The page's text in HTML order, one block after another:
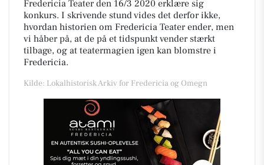
Fredericia Teater den 16/3 2020 erklære sig
konkurs. I skrivende stund vides det derfor ikke,
hvordan historien om Fredericia Teater ender, men
vi håber på, at de på et tidspunkt vender stærkt
tilbage, og at teatermagien igen kan blomstre i
Fredericia.
Kilde: Lokalhistorisk Arkiv for Fredericia og Omegn